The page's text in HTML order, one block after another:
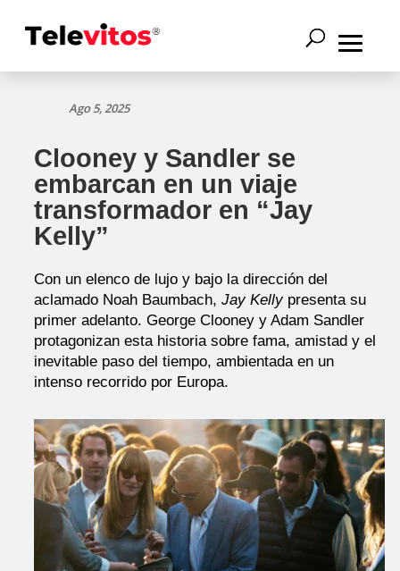
Ago 5, 2025
Clooney y Sandler se
embarcan en un viaje
transformador en “Jay
Kelly”
Con un elenco de lujo y bajo la dirección del
aclamado Noah Baumbach, Jay Kellypresenta su
primer adelanto. George Clooney y Adam Sandler
protagonizan esta historia sobre fama, amistad y el
inevitable paso del tiempo, ambientada en un
intenso recorrido por Europa.